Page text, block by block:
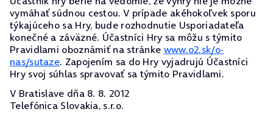
vymáhať súdnou cestou. V prípade akéhokoľvek sporu
týkajúceho sa Hry, bude rozhodnutie Usporiadateľa
konečné a záväzné. Účastníci Hry sa môžu s týmito
Pravidlami oboznámiť na stránke www.o2.sk/o-
nas/sutaze. Zapojením sa do Hry vyjadrujú Účastníci
Hry svoj súhlas spravovať sa týmito Pravidlami.
V Bratislave dňa 8. 8. 2012
Telefónica Slovakia, s.r.o.